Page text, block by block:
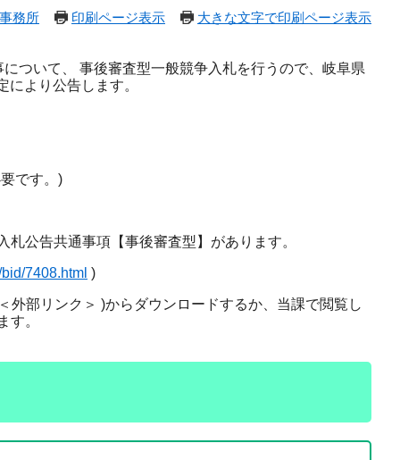
務所 印刷ページ表示 大きな文字で印刷ページ表示
ついて、 事後審査型一般競争入札を行うので、岐阜県
より公告します。
です。)
公告共通事項【事後審査型】があります。
7408.html )
外部リンク＞ )からダウンロードするか、当課で閲覧し
す。